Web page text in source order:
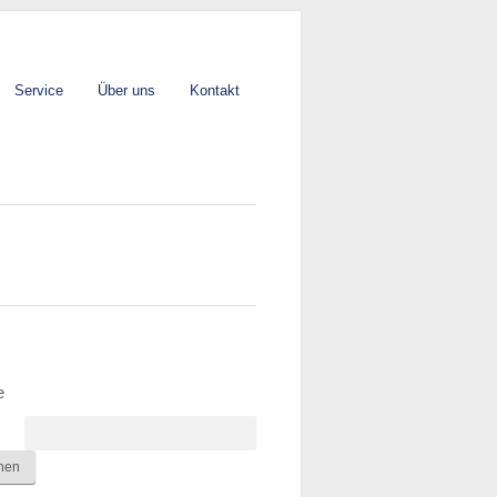
Service Über uns Kontakt